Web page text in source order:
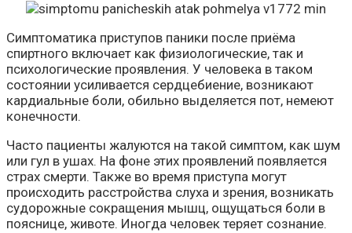
Симптоматика приступов паники после приёма
спиртного включает как физиологические, так и
психологические проявления. У человека в таком
состоянии усиливается сердцебиение, возникают
кардиальные боли, обильно выделяется пот, немеют
конечности.
Часто пациенты жалуются на такой симптом, как шум
или гул в ушах. На фоне этих проявлений появляется
страх смерти. Также во время приступа могут
происходить расстройства слуха и зрения, возникать
судорожные сокращения мышц, ощущаться боли в
пояснице, животе. Иногда человек теряет сознание.